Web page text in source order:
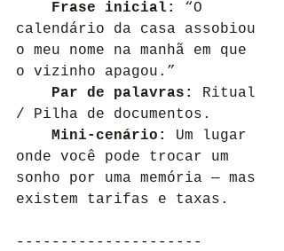
Frase inicial:
“O
calendário da casa assobiou
o meu nome na manhã em que
o vizinho apagou.”
Par de palavras:
Ritual
/ Pilha de documentos.
	Mini-cenário:
Um lugar
onde você pode trocar um
sonho por uma memória — mas
existem tarifas e taxas.
---------------------